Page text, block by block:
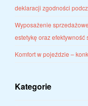
deklaracji zgodności
Wyposażenie
estetykę oraz
Komfort w pojeździe –
Kategorie